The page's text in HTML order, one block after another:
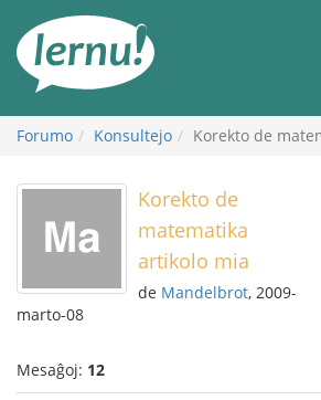
enhavo
Forumo Konsultejo Korekto de
Korekto de
matematika
artikolo mia
de Mandelbrot, 2009-
marto-08
Mesaĝoj: 12